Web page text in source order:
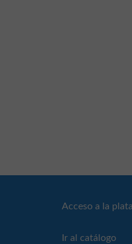
Acceso a la
Ir al catálogo